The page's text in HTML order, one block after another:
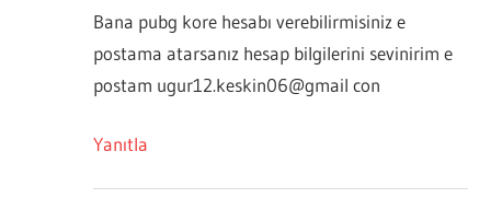
Bana pubg kore hesabı verebilirmisiniz e
postama atarsanız hesap bilgilerini sevinirim e
postam ugur12.keskin06@gmail con
Yanıtla